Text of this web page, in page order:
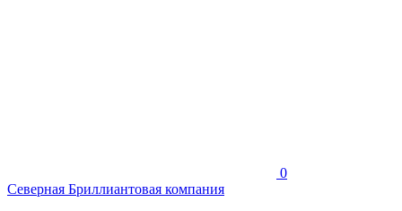
0
Северная Бриллиантовая компания